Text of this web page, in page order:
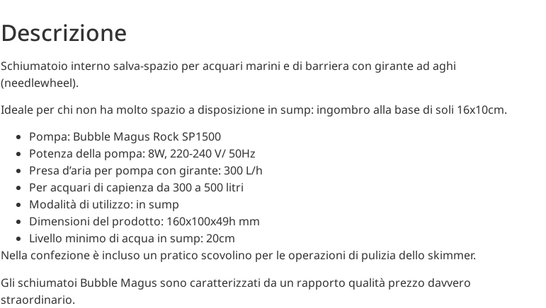
Descrizione
Schiumatoio interno salva-spazio per acquari marini e di barriera con girante ad aghi
(needlewheel).
Ideale per chi non ha molto spazio a disposizione in sump: ingombro alla base di soli 16x10cm.
Pompa: Bubble Magus Rock SP1500
Potenza della pompa: 8W, 220-240 V/ 50Hz
Presa d’aria per pompa con girante: 300 L/h
Per acquari di capienza da 300 a 500 litri
Modalità di utilizzo: in sump
Dimensioni del prodotto: 160x100x49h mm
Livello minimo di acqua in sump: 20cm
Nella confezione è incluso un pratico scovolino per le operazioni di pulizia dello skimmer.
Gli schiumatoi Bubble Magus sono caratterizzati da un rapporto qualità prezzo davvero
straordinario.